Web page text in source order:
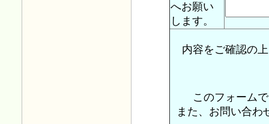
平成27年10
実務blogに
を掲載しま
理と注意点を
へお願い
します。
内容をご確認の
このフォーム
また、お問い合わ